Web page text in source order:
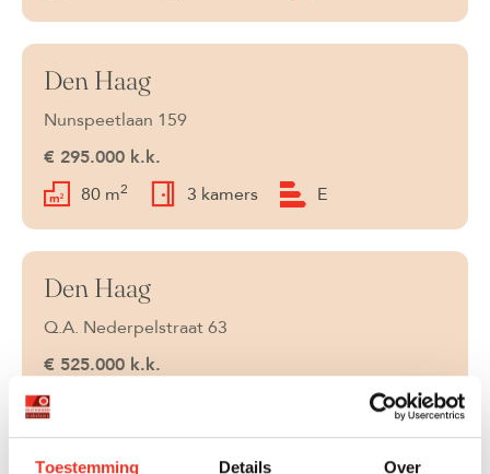
Toestemming Details Over
Beschikbaar
Den Haag
Nunspeetlaan 159
€ 295.000 k.k.
80 m2 3 kamers E
Beschikbaar
Den Haag
Q.A. Nederpelstraat 63
€ 525.000 k.k.